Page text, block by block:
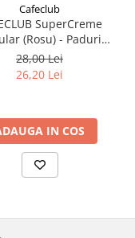
Cafeclub
SuperCreme
(Rosu) - Paduri
Compatibile
62mm Monodoze
36buc
28,00 Lei
26,20 Lei
IN COS